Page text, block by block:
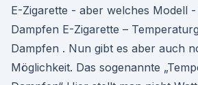
E-Zigarette - aber welches Modell -
Dampfen E-Zigarette –
Dampfen . Nun gibt es aber auch
Möglichkeit. Das sogenannte